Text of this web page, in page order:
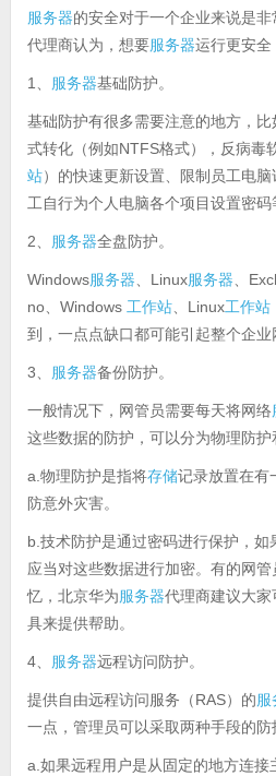
服务器的安全对于一个企业来说是
代理商认为，想要服务器运行更安全
1、 服务器基础防护。
基础防护有很多需要注意的地方，比
式转化（例如NTFS格式），反病毒
站）的快速更新设置、限制员工电
工自行为个人电脑各个项目设置密码
2、 服务器全盘防护。
Windows服务器、Linux服务器、
no、Windows 工作站、Linux工作站
到，一点点缺口都可能引起整个企业
3、 服务器备份防护。
一般情况下，网管员需要每天将网络
这些数据的防护，可以分为物理防护
a.物理防护是指将存储记录放置在有
防意外灾害。
b.技术防护是通过密码进行保护，如
应当对这些数据进行加密。有的网
忆，北京华为服务器代理商建议大
具来提供帮助。
4、 服务器远程访问防护。
提供自由远程访问服务（RAS）的服
一点，管理员可以采取两种手段的防
a.如果远程用户是从固定的地方连接